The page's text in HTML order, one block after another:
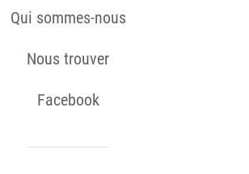
Qui sommes-nous
Nous trouver
Facebook